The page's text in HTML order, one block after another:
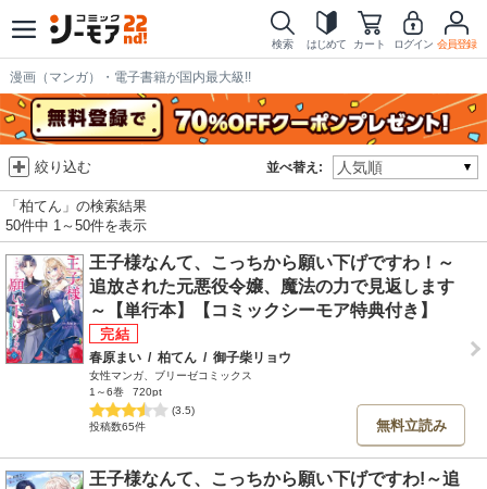
検索 はじめて カート ログイン 会員登録
漫画（マンガ）・電子書籍が国内最大級!!
並べ替え:
絞り込む
「柏てん」の検索結果
50件中 1～50件を表示
王子様なんて、こっちから願い下げですわ！～
追放された元悪役令嬢、魔法の力で見返します
～【単行本】【コミックシーモア特典付き】
春原まい / 柏てん / 御子柴リョウ
女性マンガ、ブリーゼコミックス
1～6巻
720pt
(3.5)
投稿数65件
無料立読み
王子様なんて、こっちから願い下げですわ!～追